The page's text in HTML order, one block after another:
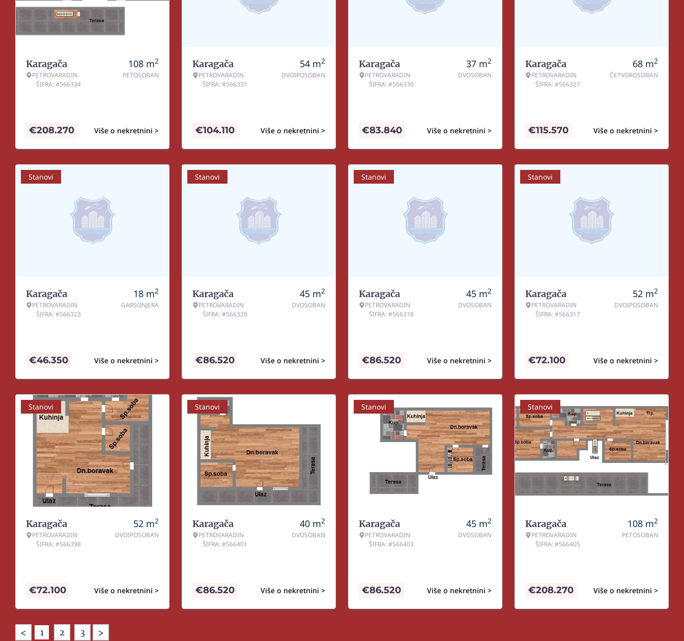
Karagača
PETROVARADIN
ŠIFRA: #566334
108 m2
PETOSOBAN
Više o nekretnini >
€208.270
Karagača
PETROVARADIN
ŠIFRA: #566331
54 m2
DVOIPOSOBAN
Više o nekretnini >
€104.110
Karagača
PETROVARADIN
ŠIFRA: #566330
37 m2
DVOSOBAN
Više o nekretnini >
€83.840
Karagača
PETROVARADIN
ŠIFRA: #566327
68 m2
ČETVOROSOBAN
Više o nekretnini >
€115.570
Stanovi
Karagača
PETROVARADIN
ŠIFRA: #566323
18 m2
GARSONJERA
Više o nekretnini >
€46.350
Stanovi
Karagača
PETROVARADIN
ŠIFRA: #566320
45 m2
DVOSOBAN
Više o nekretnini >
€86.520
Stanovi
Karagača
PETROVARADIN
ŠIFRA: #566318
45 m2
DVOSOBAN
Više o nekretnini >
€86.520
Stanovi
Karagača
PETROVARADIN
ŠIFRA: #566317
52 m2
DVOIPOSOBAN
Više o nekretnini >
€72.100
Stanovi
Karagača
PETROVARADIN
ŠIFRA: #566398
52 m2
DVOIPOSOBAN
Više o nekretnini >
€72.100
Stanovi
Karagača
PETROVARADIN
ŠIFRA: #566401
40 m2
DVOSOBAN
Više o nekretnini >
€86.520
Stanovi
Karagača
PETROVARADIN
ŠIFRA: #566403
45 m2
DVOSOBAN
Više o nekretnini >
€86.520
Stanovi
Karagača
PETROVARADIN
ŠIFRA: #566405
108 m2
PETOSOBAN
Više o nekretnini >
€208.270
< 1 2 3 >